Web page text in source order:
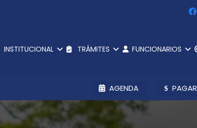
INSTITUCIONAL TRÁMITES FUNCIONARIOS
AGENDA PAGAR